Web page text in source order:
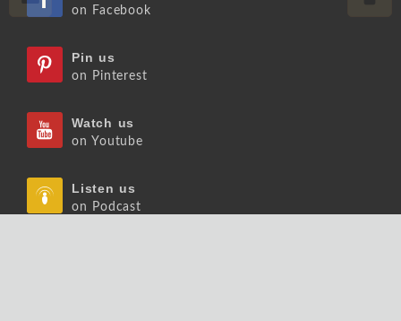
on Facebook
Pin us
on Pinterest
Watch us
on Youtube
Listen us
on Podcast